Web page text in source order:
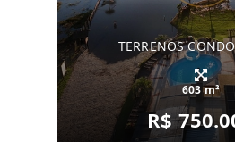
TERRENOS
603 m²
R$